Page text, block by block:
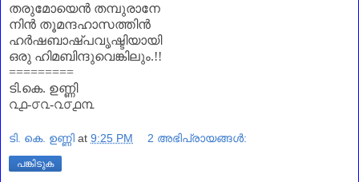
തരുമോയെൻ തമ്പുരാനേ
നിൻ തൂമന്ദഹാസത്തിൻ
ഹർഷബാഷ്പവൃഷ്ടിയായി
ഒരു ഹിമബിന്ദുവെങ്കിലും.!!
=========
ടി.കെ. ഉണ്ണി
൨൧-൦൨-൨൦൧൩
ടി. കെ. ഉണ്ണി at 9:25 PM 2 അഭിപ്രായങ്ങൾ:
പങ്കിടുക